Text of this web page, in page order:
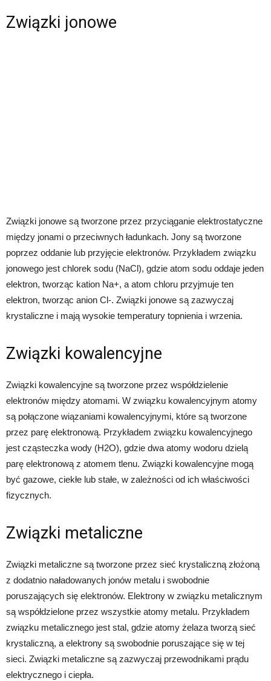
Związki jonowe
Związki jonowe są tworzone przez przyciąganie elektrostatyczne
między jonami o przeciwnych ładunkach. Jony są tworzone
poprzez oddanie lub przyjęcie elektronów. Przykładem związku
jonowego jest chlorek sodu (NaCl), gdzie atom sodu oddaje jeden
elektron, tworząc kation Na+, a atom chloru przyjmuje ten
elektron, tworząc anion Cl-. Związki jonowe są zazwyczaj
krystaliczne i mają wysokie temperatury topnienia i wrzenia.
Związki kowalencyjne
Związki kowalencyjne są tworzone przez współdzielenie
elektronów między atomami. W związku kowalencyjnym atomy
są połączone wiązaniami kowalencyjnymi, które są tworzone
przez parę elektronową. Przykładem związku kowalencyjnego
jest cząsteczka wody (H2O), gdzie dwa atomy wodoru dzielą
parę elektronową z atomem tlenu. Związki kowalencyjne mogą
być gazowe, ciekłe lub stałe, w zależności od ich właściwości
fizycznych.
Związki metaliczne
Związki metaliczne są tworzone przez sieć krystaliczną złożoną
z dodatnio naładowanych jonów metalu i swobodnie
poruszających się elektronów. Elektrony w związku metalicznym
są współdzielone przez wszystkie atomy metalu. Przykładem
związku metalicznego jest stal, gdzie atomy żelaza tworzą sieć
krystaliczną, a elektrony są swobodnie poruszające się w tej
sieci. Związki metaliczne są zazwyczaj przewodnikami prądu
elektrycznego i ciepła.